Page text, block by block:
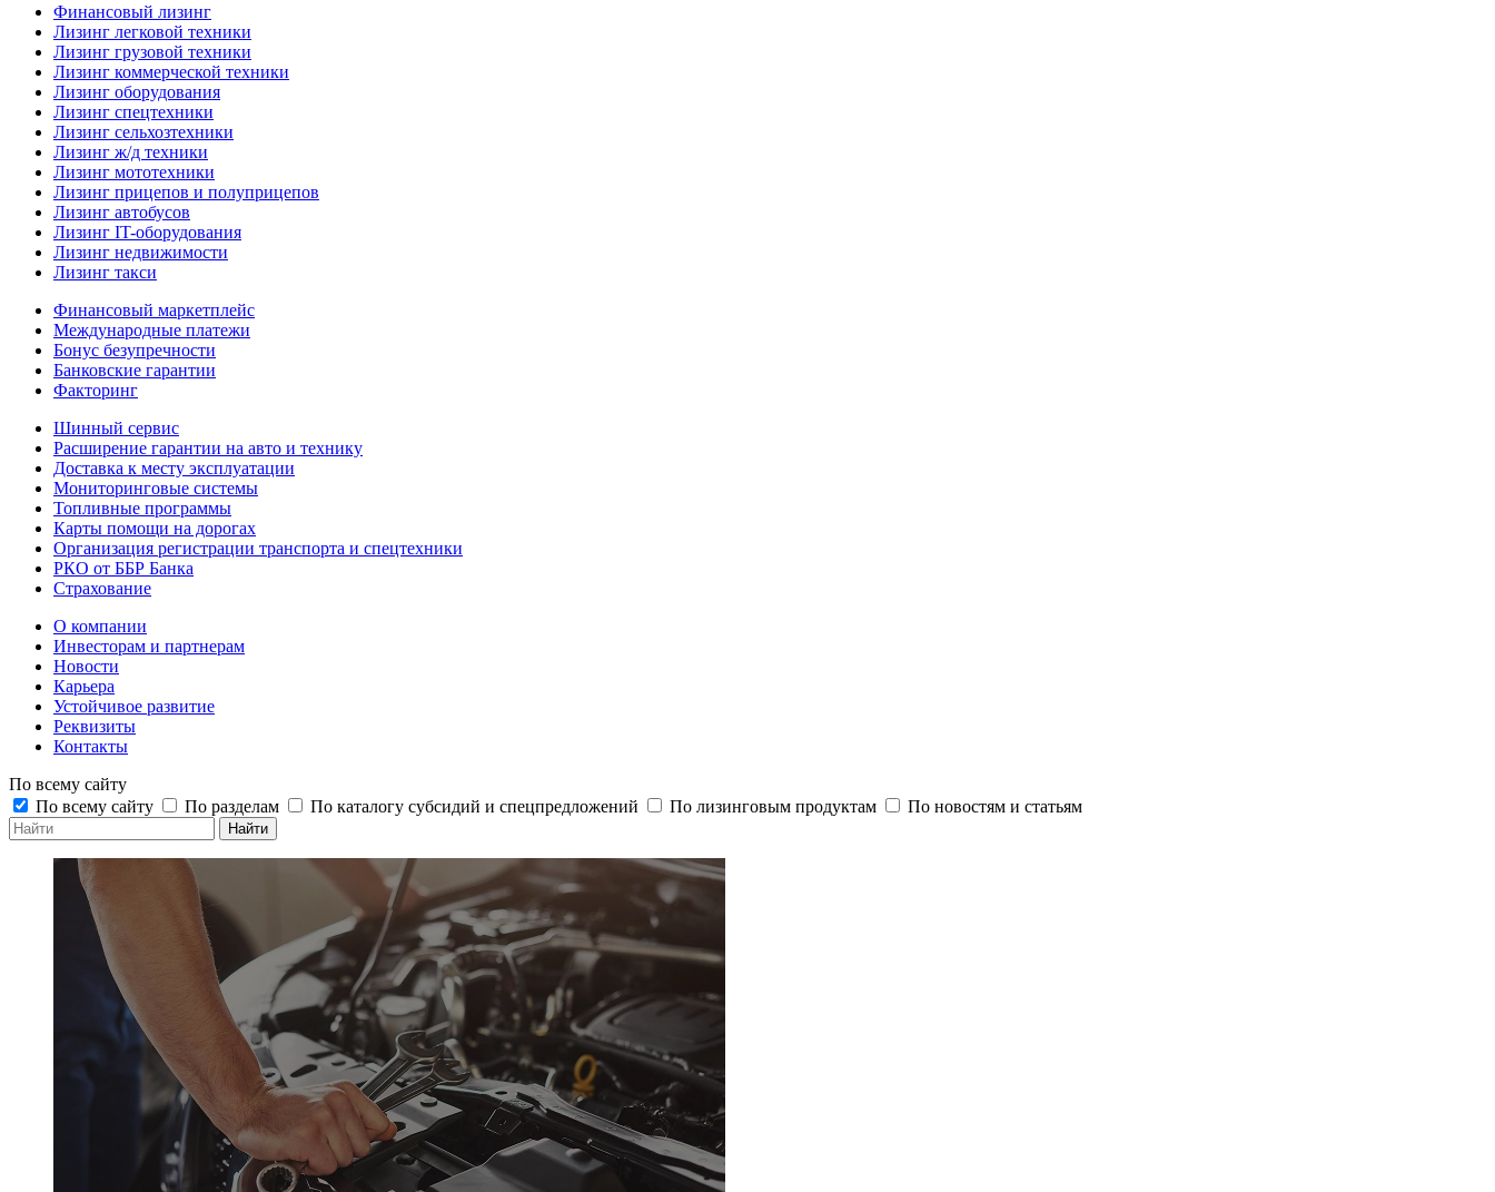
Финансовый лизинг
Лизинг легковой техники
Лизинг грузовой техники
Лизинг коммерческой техники
Лизинг оборудования
Лизинг спецтехники
Лизинг сельхозтехники
Лизинг ж/д техники
Лизинг мототехники
Лизинг прицепов и полуприцепов
Лизинг автобусов
Лизинг IT-оборудования
Лизинг недвижимости
Лизинг такси
Финансовый маркетплейс
Международные платежи
Бонус безупречности
Банковские гарантии
Факторинг
Шинный сервис
Расширение гарантии на авто и технику
Доставка к месту эксплуатации
Мониторинговые системы
Топливные программы
Карты помощи на дорогах
Организация регистрации транспорта и спецтехники
РКО от ББР Банка
Страхование
О компании
Инвесторам и партнерам
Новости
Карьера
Устойчивое развитие
Реквизиты
Контакты
По всему сайту
По всему сайту
По разделам По каталогу субсидий и спецпредложений По лизинговым продуктам По новостям и статьям
Найти